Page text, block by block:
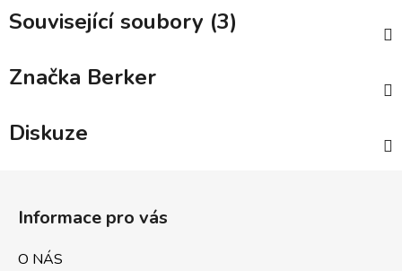
Související soubory (3)
Značka Berker
Diskuze
Informace pro vás
O NÁS